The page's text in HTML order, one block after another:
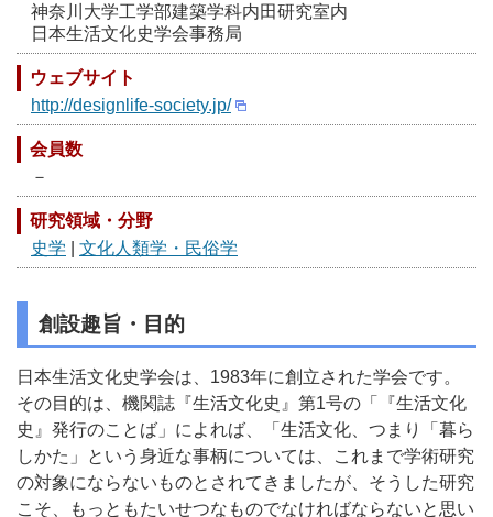
神奈川大学工学部建築学科内田研究室内
日本生活文化史学会事務局
ウェブサイト
http://designlife-society.jp/
会員数
－
研究領域・分野
史学
文化人類学・民俗学
創設趣旨・目的
日本生活文化史学会は、1983年に創立された学会です。
その目的は、機関誌『生活文化史』第1号の「『生活文化
史』発行のことば」によれば、「生活文化、つまり「暮ら
しかた」という身近な事柄については、これまで学術研究
の対象にならないものとされてきましたが、そうした研究
こそ、もっともたいせつなものでなければならないと思い